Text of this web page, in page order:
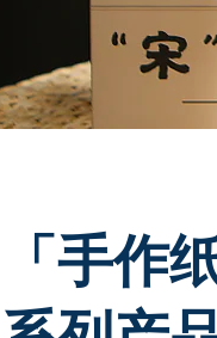
「手作